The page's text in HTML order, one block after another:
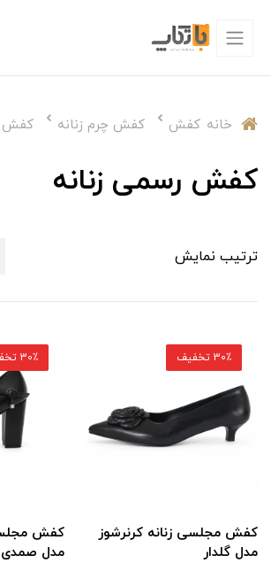
خانه کفش کفش چرم زنانه کفش
کفش رسمی زنانه
ترتیب نمایش
کفش مجلسی زنانه کرنرشوز
مدل گلدار
30٪ تخفیف
کفش
مدل صمدی
30٪ تخفیف